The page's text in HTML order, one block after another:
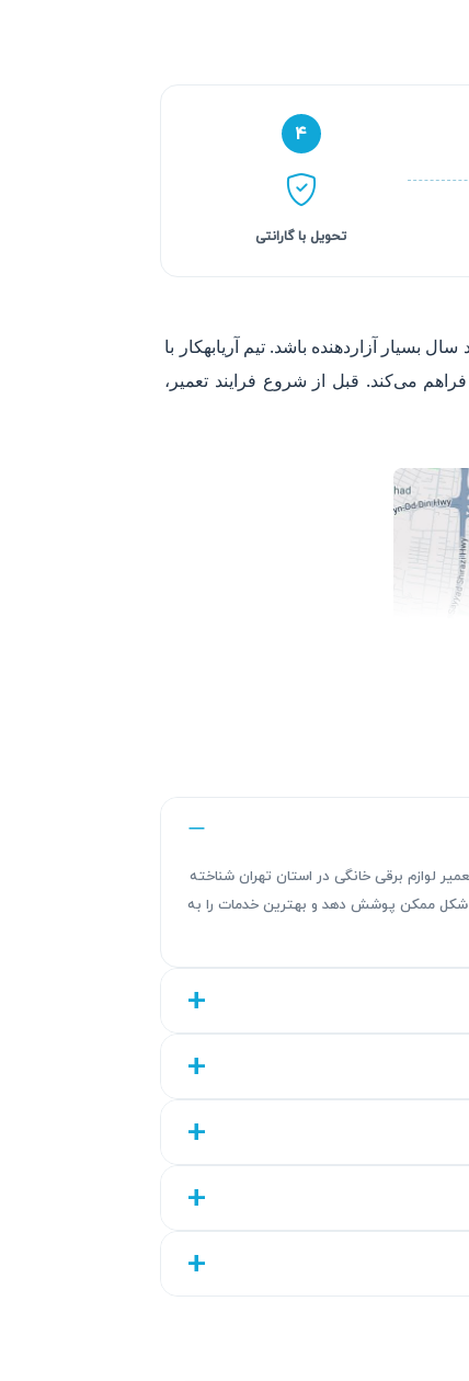
۴
تحویل با گارانتی
آزاردهنده باشد. تیم آریابهکار با
می‌کند. قبل از شروع فرایند تعمیر،
تجربه و تخصص کارشناسان ماست تا رضایت و اطمینان شما
که نشان‌دهنده اعتماد ما به کیفیت کار است. این گارانتی شامل قطعات
این تعمیر لوازم برقی خانگی در استان تهران شناخته
شکل ممکن پوشش دهد و بهترین خدمات را به